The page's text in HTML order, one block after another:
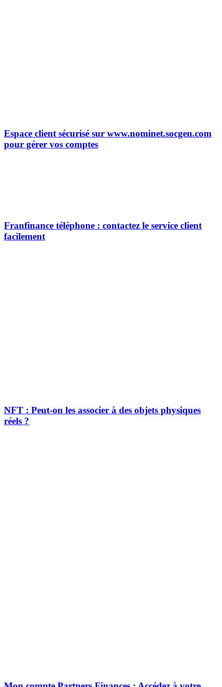
Espace client sécurisé sur www.nominet.socgen.com
pour gérer vos comptes
Franfinance téléphone : contactez le service client
facilement
NFT : Peut-on les associer à des objets physiques
réels ?